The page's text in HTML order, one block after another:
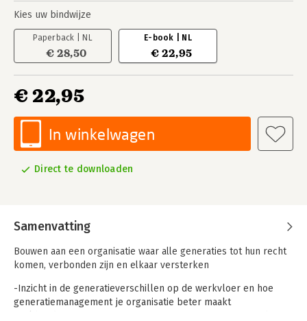
Kies uw bindwijze
Paperback | NL
€ 28,50
E-book | NL
€ 22,95
€ 22,95
In winkelwagen
Direct te downloaden
Samenvatting
Bouwen aan een organisatie waar alle generaties tot hun recht
komen, verbonden zijn en elkaar versterken
-Inzicht in de generatieverschillen op de werkvloer en hoe
generatiemanagement je organisatie beter maakt